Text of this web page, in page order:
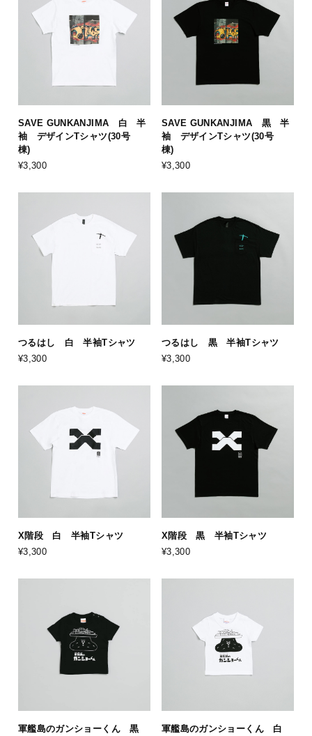
SAVE GUNKANJIMA 白 半
袖 デザインTシャツ(30号
棟)
¥3,300
SAVE GUNKANJIMA 黒 半
袖 デザインTシャツ(30号
棟)
¥3,300
つるはし 白 半袖Tシャツ
¥3,300
つるはし 黒 半袖Tシャツ
¥3,300
X階段 白 半袖Tシャツ
¥3,300
X階段 黒 半袖Tシャツ
¥3,300
軍艦島のガンショーくん 黒
軍艦島のガンショーくん 白